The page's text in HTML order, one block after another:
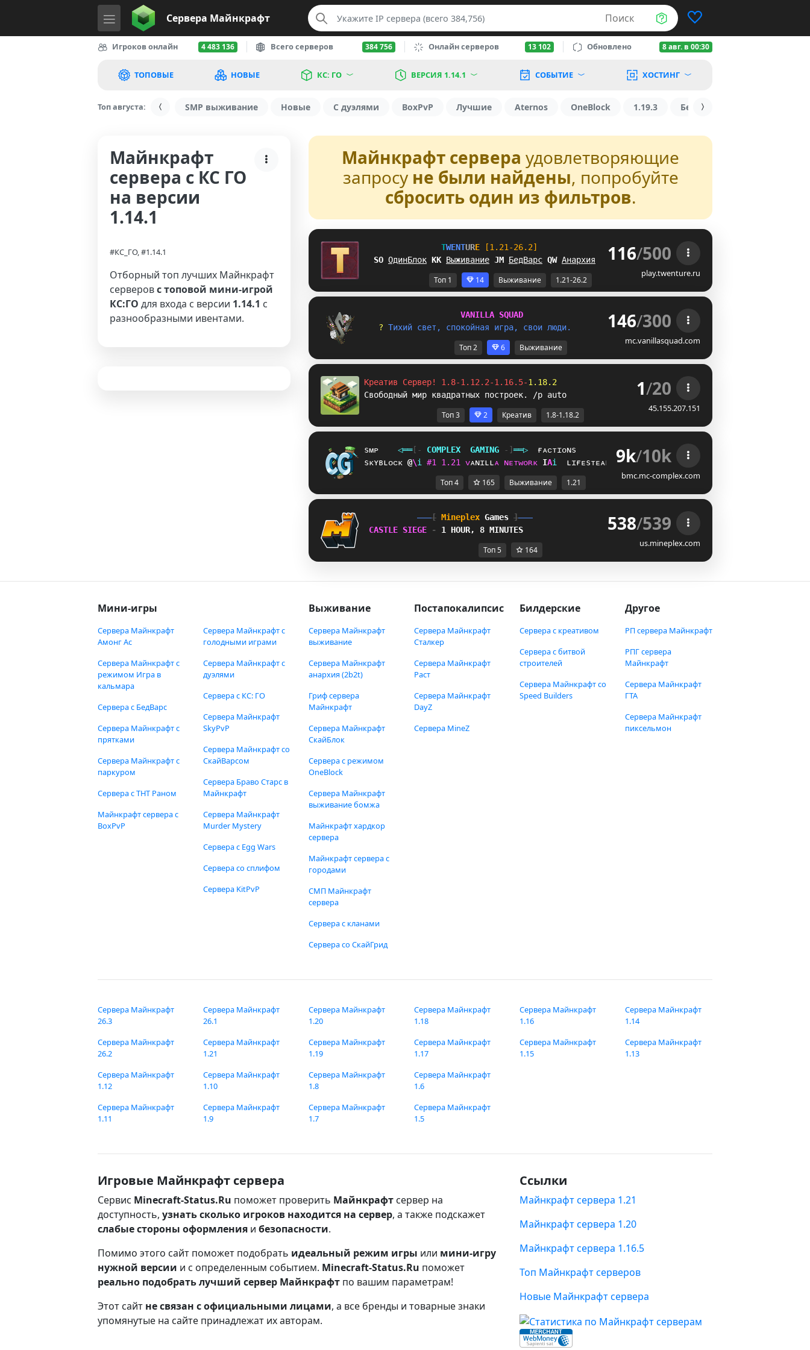
Сервера Майнкрафт Поиск
Игроков онлайн 4 483 136 Всего серверов 384 756 Онлайн серверов 13 102 Обновлено 8 авг. в 00:30
ТОПОВЫЕ НОВЫЕ КС: ГО ВЕРСИЯ 1.14.1 СОБЫТИЕ ХОСТИНГ
Топ августа: SMP выживание Новые С дуэлями BoxPvP Лучшие Aternos OneBlock 1.19.3 БедВарс
Майнкрафт
сервера с КС ГО
на версии
1.14.1
#КС_ГО, #1.14.1
Отборный топ лучших Майнкрафт
серверовс топовой мини-игрой
КС:ГО для входа с версии 1.14.1 с
разнообразными ивентами.
Майнкрафт сервера удовлетворяющие
запросу не были найдены, попробуйте
сбросить один из фильтров.
TWENTURE
[1.21-26.2]
N@ ОдинБлок OL Выживание N@ БедВарс \G Анархия 116/500
play.twenture.ru
Топ 1 14 Выживание 1.21-26.2
VANIL L A SQUAD
? Тихий свет , спокойная игра, свои люди. 146/300
mc.vanillasquad.com
Топ 2 6 Выживание
Креатив Сервер! 1.8-1.12.2-1.16.5-1.18.2
Свободный мир квадратных построек. /p auto
1/20
45.155.207.151
Топ 3 2 Креатив 1.8-1.18.2
sᴍᴘ ◁══[‐ COMPL EX GAMING ‐]══▷
ғᴀᴄᴛɪᴏɴs
sᴋʏʙʟᴏᴄᴋ RMi #1 1 . 21 ᴠᴀɴɪʟʟᴀ ɴᴇᴛᴡᴏʀᴋ YCi ʟɪғᴇsᴛᴇᴀʟ 9k/10k
bmc.mc-complex.com
Топ 4 165 Выживание 1.21
[ Mineplex Games ]
CASTLE SIEGE
- 1 HOUR, 8 MINUTES 538/539
us.mineplex.com
Топ 5 164
Мини-игры
Сервера Майнкрафт
Амонг Ас
Сервера Майнкрафт с
режимом Игра в
кальмара
Сервера с БедВарс
Сервера Майнкрафт с
прятками
Сервера Майнкрафт с
паркуром
Сервера с ТНТ Раном
Майнкрафт сервера с
BoxPvP
Сервера Майнкрафт с
голодными играми
Сервера Майнкрафт с
дуэлями
Сервера с КС: ГО
Сервера Майнкрафт
SkyPvP
Сервера Майнкрафт со
СкайВарсом
Сервера Браво Старс в
Майнкрафт
Сервера Майнкрафт
Murder Mystery
Сервера с Egg Wars
Сервера со сплифом
Сервера KitPvP
Выживание
Сервера Майнкрафт
выживание
Сервера Майнкрафт
анархия (2b2t)
Гриф сервера
Майнкрафт
Сервера Майнкрафт
СкайБлок
Сервера с режимом
OneBlock
Сервера Майнкрафт
выживание бомжа
Майнкрафт хардкор
сервера
Майнкрафт сервера с
городами
СМП Майнкрафт
сервера
Сервера с кланами
Сервера со СкайГрид
Постапокалипсис
Сервера Майнкрафт
Сталкер
Сервера Майнкрафт
Раст
Сервера Майнкрафт
DayZ
Сервера MineZ
Билдерские
Сервера с креативом
Сервера с битвой
строителей
Сервера Майнкрафт со
Speed Builders
Другое
РП сервера Майнкрафт
РПГ сервера
Майнкрафт
Сервера Майнкрафт
ГТА
Сервера Майнкрафт
пиксельмон
Сервера Майнкрафт
26.3
Сервера Майнкрафт
26.2
Сервера Майнкрафт
26.1
Сервера Майнкрафт
1.21
Сервера Майнкрафт
1.20
Сервера Майнкрафт
1.19
Сервера Майнкрафт
1.18
Сервера Майнкрафт
1.17
Сервера Майнкрафт
1.16
Сервера Майнкрафт
1.15
Сервера Майнкрафт
1.14
Сервера Майнкрафт
1.13
Сервера Майнкрафт
1.12
Сервера Майнкрафт
1.11
Сервера Майнкрафт
1.10
Сервера Майнкрафт
1.9
Сервера Майнкрафт
1.8
Сервера Майнкрафт
1.7
Сервера Майнкрафт
1.6
Сервера Майнкрафт
1.5
Игровые Майнкрафт сервера
Сервис Minecraft-Status.Ru поможет проверить Майнкрафт сервер на
доступность, узнать сколько игроков находится на сервер, а также подскажет
слабые стороны оформления и безопасности.
Помимо этого сайт поможет подобрать идеальный режим игры или мини-игру
нужной версии и с определенным событием. Minecraft-Status.Ru поможет
реально подобрать лучший сервер Майнкрафт по вашим параметрам!
Этот сайт не связан с официальными лицами, а все бренды и товарные знаки
упомянутые на сайте принадлежат их авторам.
Ссылки
Майнкрафт сервера 1.21
Майнкрафт сервера 1.20
Майнкрафт сервера 1.16.5
Топ Майнкрафт серверов
Новые Майнкрафт сервера